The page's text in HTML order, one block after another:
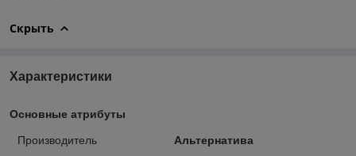
Скрыть
Характеристики
Основные атрибуты
Производитель
Альтернатива